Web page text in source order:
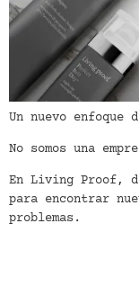
Un nuevo enfoque
No somos una
En Living Proof,
para encontrar
problemas.